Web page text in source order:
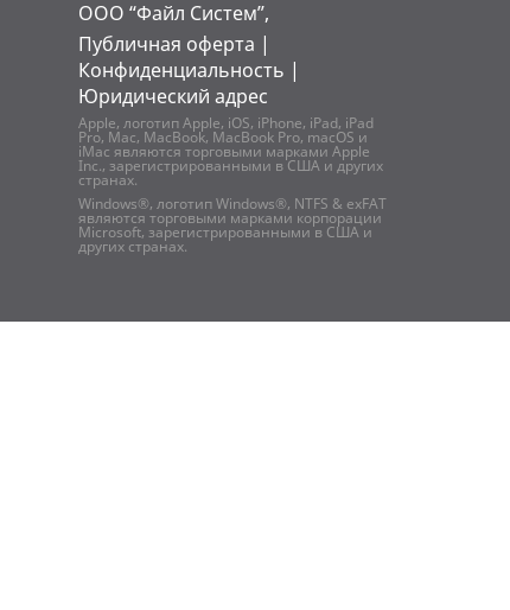
ООО “Файл Систем”,
Публичная оферта |
Конфиденциальность |
Юридический адрес
Apple, логотип Apple, iOS, iPhone, iPad, iPad
Pro, Mac, MacBook, MacBook Pro, macOS и
iMac являются торговыми марками Apple
Inc., зарегистрированными в США и других
странах.
Windows®, логотип Windows®, NTFS & exFAT
являются торговыми марками корпорации
Microsoft, зарегистрированными в США и
других странах.